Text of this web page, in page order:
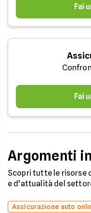
Fai
Fai
Argomenti
Scopri tutte le risorse
e d'attualità del
Assicurazione auto